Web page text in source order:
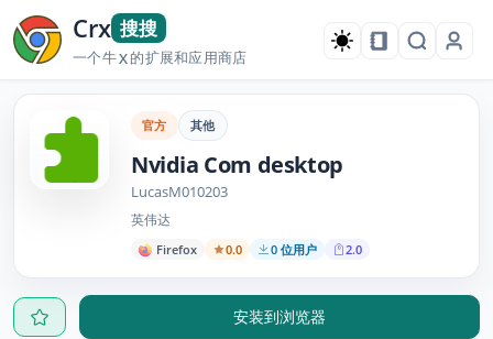
Crx 搜搜
一个牛X的扩展和应用商店
官方 其他
Nvidia Com desktop
LucasM010203
英伟达
Firefox 0.0 0 位用户 2.0
安装到浏览器